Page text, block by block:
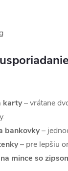
karty– vrátane
bankovky–
– pre lepšiu
mince so